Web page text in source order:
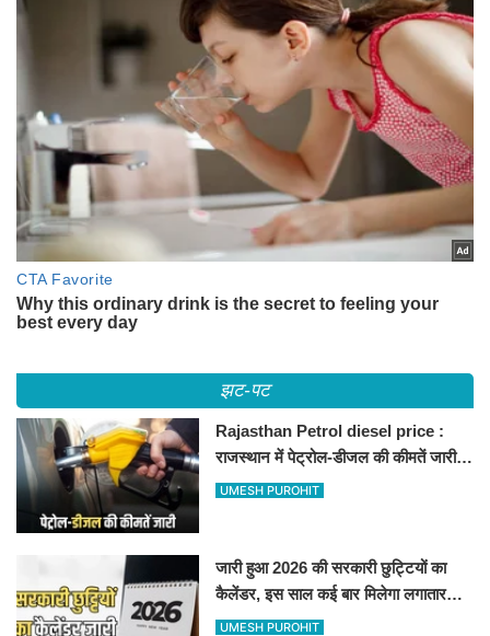
झट-पट
Rajasthan Petrol diesel price :
राजस्थान में पेट्रोल-डीजल की कीमतें जारी,
जानिए बीकानेर समेत पुरे प्रदेश में नए रेट
UMESH PUROHIT
जारी हुआ 2026 की सरकारी छुट्टियों का
कैलेंडर, इस साल कई बार मिलेगा लगातार
अवकाश, देखें
UMESH PUROHIT